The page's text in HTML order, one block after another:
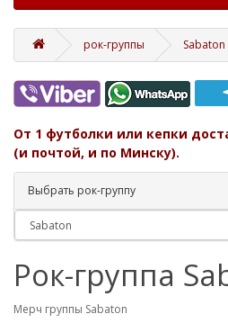
рок-группы Sabaton
От 1 футболки или кепки
(и почтой, и по Минску).
Выбрать рок-группу
Рок-группа
Мерч группы Sabaton